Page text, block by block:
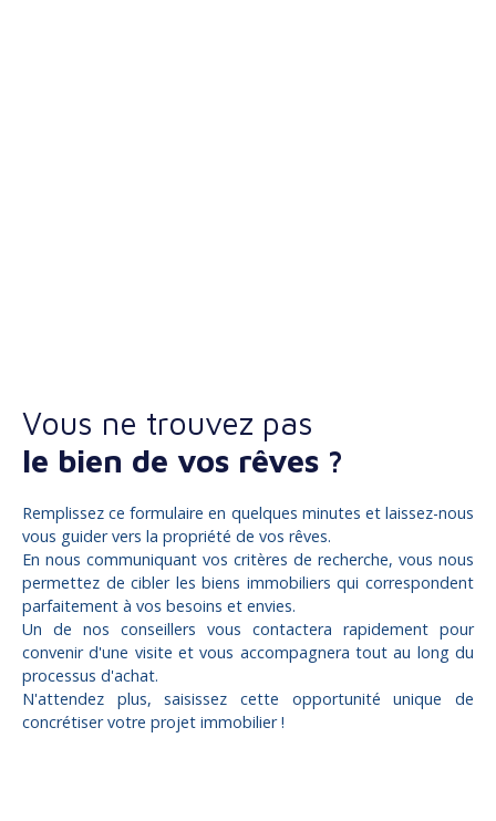
Vous ne trouvez pas
le bien de vos rêves ?
Remplissez ce formulaire en quelques minutes et laissez-nous
vous guider vers la propriété de vos rêves.
En nous communiquant vos critères de recherche, vous nous
permettez de cibler les biens immobiliers qui correspondent
parfaitement à vos besoins et envies.
Un de nos conseillers vous contactera rapidement pour
convenir d'une visite et vous accompagnera tout au long du
processus d'achat.
N'attendez plus, saisissez cette opportunité unique de
concrétiser votre projet immobilier !